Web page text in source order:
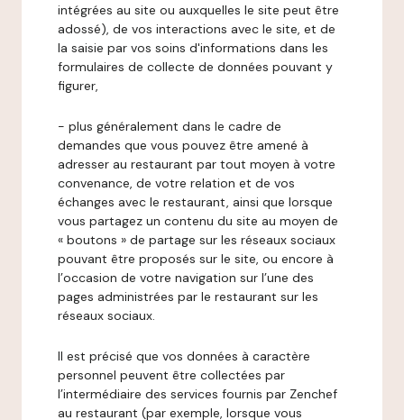
intégrées au site ou auxquelles le site peut être
adossé), de vos interactions avec le site, et de
la saisie par vos soins d'informations dans les
formulaires de collecte de données pouvant y
figurer,
- plus généralement dans le cadre de
demandes que vous pouvez être amené à
adresser au restaurant par tout moyen à votre
convenance, de votre relation et de vos
échanges avec le restaurant, ainsi que lorsque
vous partagez un contenu du site au moyen de
« boutons » de partage sur les réseaux sociaux
pouvant être proposés sur le site, ou encore à
l’occasion de votre navigation sur l’une des
pages administrées par le restaurant sur les
réseaux sociaux.
Il est précisé que vos données à caractère
personnel peuvent être collectées par
l’intermédiaire des services fournis par Zenchef
au restaurant (par exemple, lorsque vous